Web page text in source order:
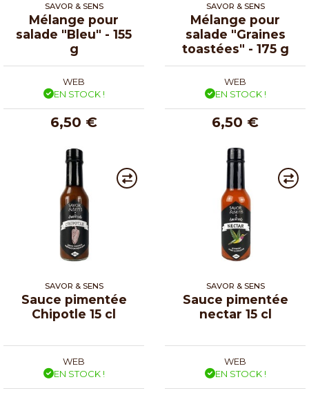
SAVOR & SENS
Mélange pour
salade "Bleu" - 155
g
WEB
EN STOCK !
6,50 €
SAVOR & SENS
Mélange pour
salade "Graines
toastées" - 175 g
WEB
EN STOCK !
6,50 €
SAVOR & SENS
Sauce pimentée
Chipotle 15 cl
WEB
EN STOCK !
SAVOR & SENS
Sauce pimentée
nectar 15 cl
WEB
EN STOCK !